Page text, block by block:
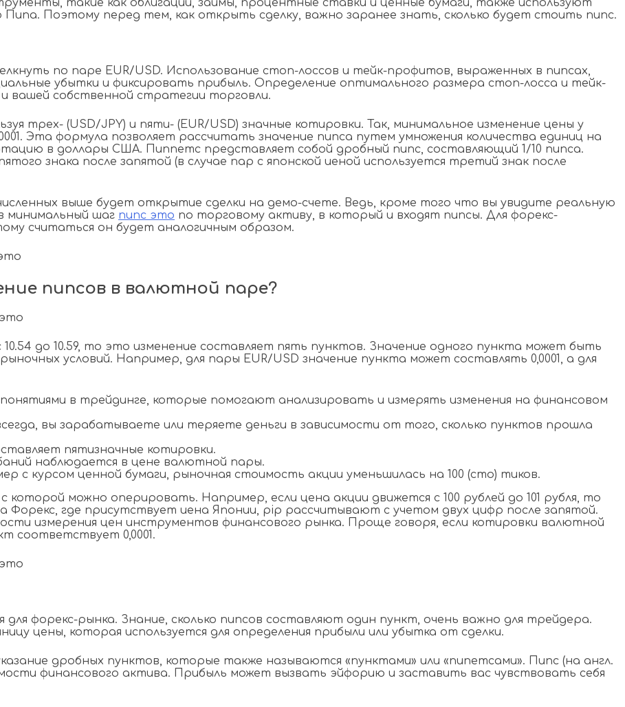
такие как облигации, займы, процентные ставки и ценные бумаги, также используют
Пипа. Поэтому перед тем, как открыть сделку, важно заранее знать, сколько будет стоить пипс.
по паре EUR/USD. Использование стоп-лоссов и тейк-профитов, выраженных в пипсах,
убытки и фиксировать прибыль. Определение оптимального размера стоп-лосса и тейк-
вашей собственной стратегии торговли.
трех- (USD/JPY) и пяти- (EUR/USD) значные котировки. Так, минимальное изменение цены у
Эта формула позволяет рассчитать значение пипса путем умножения количества единиц на
в доллары США. Пиппетс представляет собой дробный пипс, составляющий 1/10 пипса.
знака после запятой (в случае пар с японской иеной используется третий знак после
выше будет открытие сделки на демо-счете. Ведь, кроме того что вы увидите реальную
минимальный шаг пипс это по торговому активу, в который и входят пипсы. Для форекс-
считаться он будет аналогичным образом.
пипсов в валютной паре?
до 10.59, то это изменение составляет пять пунктов. Значение одного пункта может быть
условий. Например, для пары EUR/USD значение пункта может составлять 0,0001, а для
в трейдинге, которые помогают анализировать и измерять изменения на финансовом
вы зарабатываете или теряете деньги в зависимости от того, сколько пунктов прошла
пятизначные котировки.
наблюдается в цене валютной пары.
с курсом ценной бумаги, рыночная стоимость акции уменьшилась на 100 (сто) тиков.
можно оперировать. Например, если цена акции движется с 100 рублей до 101 рубля, то
Форекс, где присутствует иена Японии, pip рассчитывают с учетом двух цифр после запятой.
измерения цен инструментов финансового рынка. Проще говоря, если котировки валютной
соответствует 0,0001.
форекс-рынка. Знание, сколько пипсов составляют один пункт, очень важно для трейдера.
цены, которая используется для определения прибыли или убытка от сделки.
дробных пунктов, которые также называются «пунктами» или «пипетсами». Пипс (на англ.
финансового актива. Прибыль может вызвать эйфорию и заставить вас чувствовать себя